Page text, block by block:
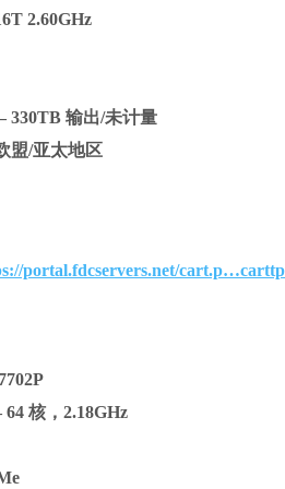
2.60GHz
330TB 输出/未计量
盟/亚太地区
portal.fdcservers.net/
64 核，2.18GHz